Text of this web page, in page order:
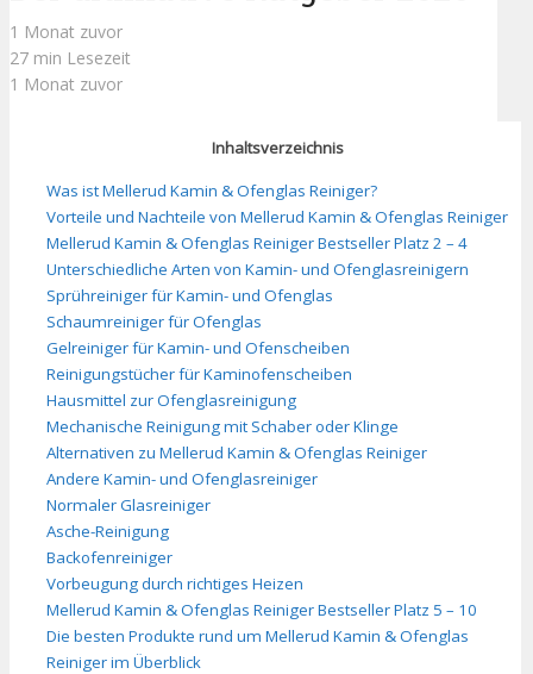
1 Monat zuvor
27 min Lesezeit
1 Monat zuvor
Inhaltsverzeichnis
Was ist Mellerud Kamin & Ofenglas Reiniger?
Vorteile und Nachteile von Mellerud Kamin & Ofenglas Reiniger
Mellerud Kamin & Ofenglas Reiniger Bestseller Platz 2 – 4
Unterschiedliche Arten von Kamin- und Ofenglasreinigern
Sprühreiniger für Kamin- und Ofenglas
Schaumreiniger für Ofenglas
Gelreiniger für Kamin- und Ofenscheiben
Reinigungstücher für Kaminofenscheiben
Hausmittel zur Ofenglasreinigung
Mechanische Reinigung mit Schaber oder Klinge
Alternativen zu Mellerud Kamin & Ofenglas Reiniger
Andere Kamin- und Ofenglasreiniger
Normaler Glasreiniger
Asche-Reinigung
Backofenreiniger
Vorbeugung durch richtiges Heizen
Mellerud Kamin & Ofenglas Reiniger Bestseller Platz 5 – 10
Die besten Produkte rund um Mellerud Kamin & Ofenglas
Reiniger im Überblick